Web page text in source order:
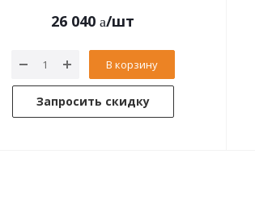
26 040 /шт
В корзину
Запросить скидку